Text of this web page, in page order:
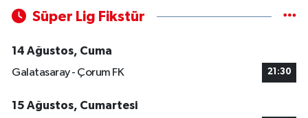
Süper Lig Fikstür
14 Ağustos, Cuma
Galatasaray - Çorum FK
21:30
15 Ağustos, Cumartesi